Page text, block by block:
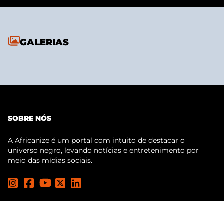
GALERIAS
SOBRE NÓS
A Africanize é um portal com intuito de destacar o
universo negro, levando notícias e entretenimento por
meio das mídias sociais.